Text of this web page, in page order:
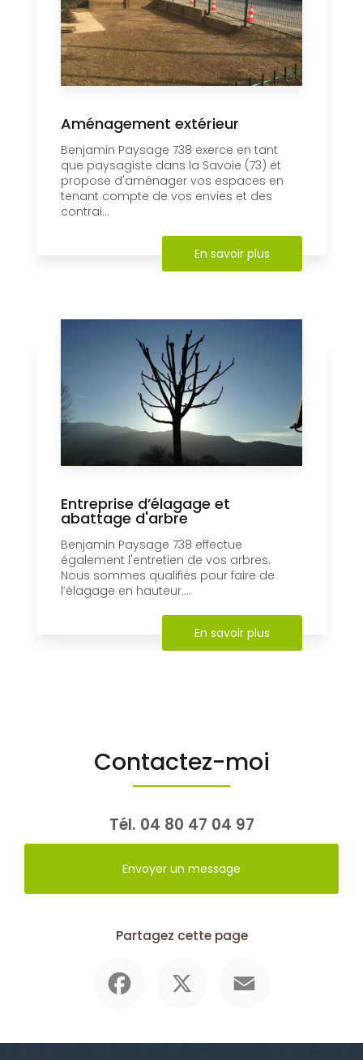
Aménagement extérieur
Benjamin Paysage 738 exerce en tant
que paysagiste dans la Savoie (73) et
propose d'aménager vos espaces en
tenant compte de vos envies et des
contrai...
En savoir plus
Entreprise d’élagage et
abattage d'arbre
Benjamin Paysage 738 effectue
également l'entretien de vos arbres.
Nous sommes qualifiés pour faire de
l’élagage en hauteur....
En savoir plus
Contactez-moi
Tél. 04 80 47 04 97
Envoyer un message
Partagez cette page